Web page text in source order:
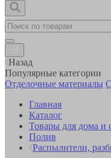
Назад
Популярные категории
Отделочные материалы
Главная
Каталог
Товары для дома и
Полив
Распылители,